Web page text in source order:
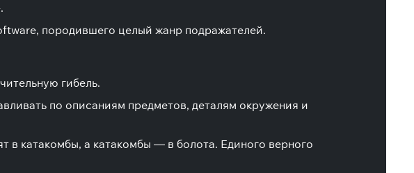
породившего целый жанр подражателей.
гибель.
по описаниям предметов, деталям окружения и
в катакомбы, а катакомбы — в болота. Единого верного